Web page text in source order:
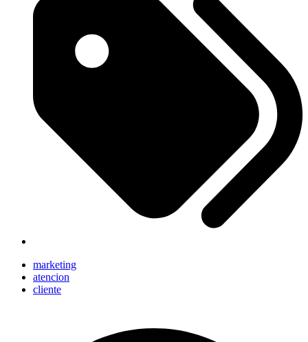
marketing
atencion
cliente